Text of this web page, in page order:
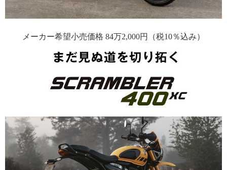
メーカー希望小売価格 84万2,000円（税10％込み）